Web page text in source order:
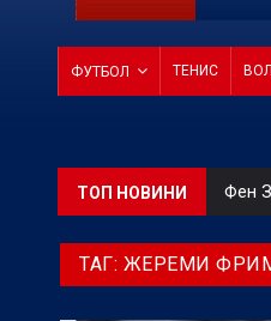
ФУТБОЛ ТЕНИС
ТОП НОВИНИ Фен
БГ
ТАГ: ЖЕРЕМИ